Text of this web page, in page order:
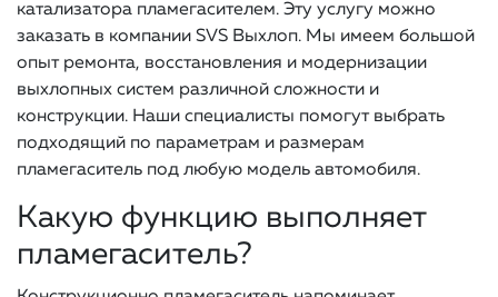
катализатора пламегасителем. Эту услугу можно
заказать в компании SVS Выхлоп. Мы имеем большой
опыт ремонта, восстановления и модернизации
выхлопных систем различной сложности и
конструкции. Наши специалисты помогут выбрать
подходящий по параметрам и размерам
пламегаситель под любую модель автомобиля.
Какую функцию выполняет
пламегаситель?